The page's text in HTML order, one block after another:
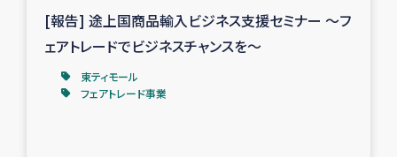
レバノンでのシリア難民への教育支援事業
レバノンでのシリア難民・レバノン人への農業支援
[報告] 途上国商品輸入ビジネス支援セミナー ～フ
ェアトレードでビジネスチャンスを～
東ティモール
フェアトレード事業